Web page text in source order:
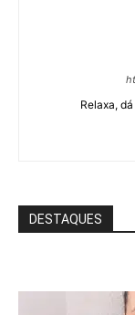
Relaxa,
DESTAQUES